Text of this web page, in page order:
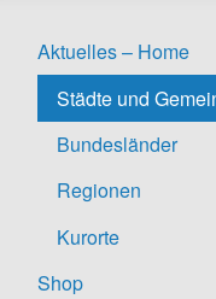
Aktuelles – Home
Städte und
Bundesländer
Regionen
Kurorte
Shop